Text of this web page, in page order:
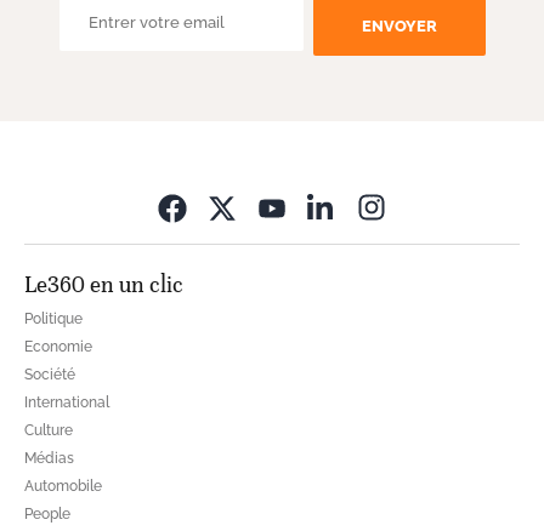
ENVOYER
Le360 en un clic
Politique
Economie
Société
International
Culture
Médias
Automobile
People